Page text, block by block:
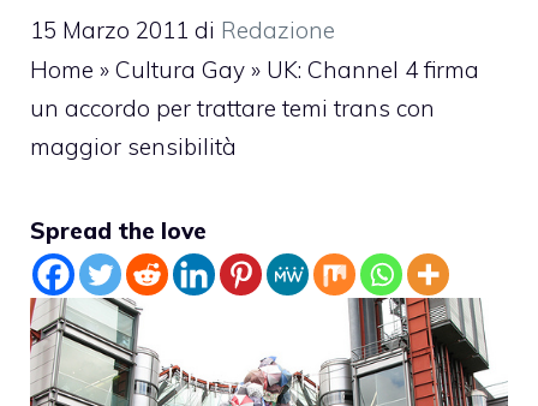
15 Marzo 2011 di Redazione
Home » Cultura Gay » UK: Channel 4 firma
un accordo per trattare temi trans con
maggior sensibilità
Spread the love